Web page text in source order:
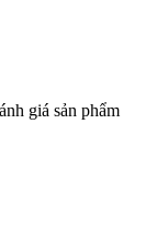
giá sản phẩm